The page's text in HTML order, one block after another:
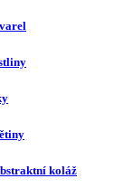
koláž